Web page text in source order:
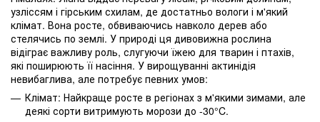
узліссям і гірським схилам, де достатньо вологи і м'який
клімат. Вона росте, обвиваючись навколо дерев або
стелячись по землі. У природі ця дивовижна рослина
відіграє важливу роль, слугуючи їжею для тварин і птахів,
які поширюють її насіння. У вирощуванні актинідія
невибаглива, але потребує певних умов:
Клімат: Найкраще росте в регіонах з м'якими зимами, але
деякі сорти витримують морози до -30°C.